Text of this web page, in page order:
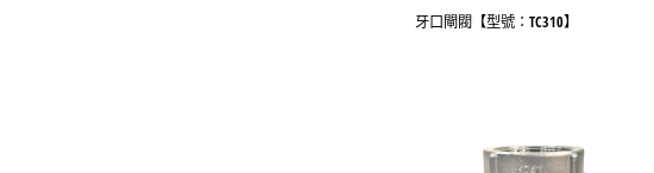
牙口閘閥【型號：TC310】